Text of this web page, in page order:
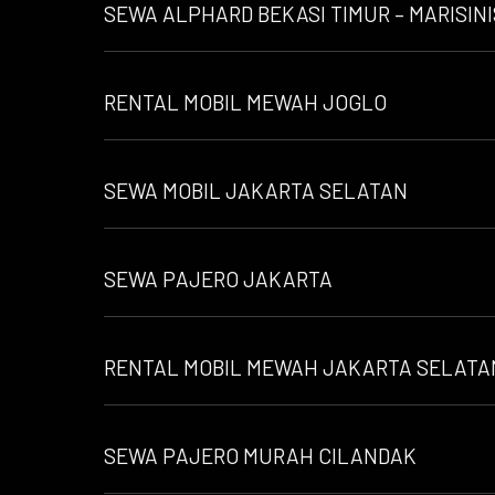
SEWA ALPHARD BEKASI TIMUR –
RENTAL MOBIL MEWAH JOGLO
SEWA MOBIL JAKARTA SELATAN
SEWA PAJERO JAKARTA
RENTAL MOBIL MEWAH JAKARTA
SEWA PAJERO MURAH CILANDAK